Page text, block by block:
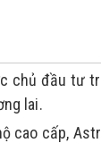
chủ đầu tư
lai.
cao cấp,